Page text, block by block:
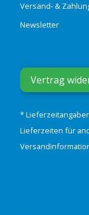
Versand- &
Newsletter
Vertrag
*
Lieferzeiten für